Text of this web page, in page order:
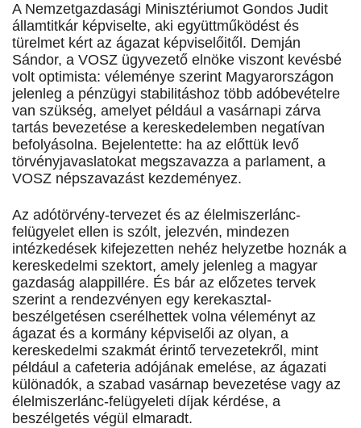
A Nemzetgazdasági Minisztériumot Gondos Judit
államtitkár képviselte, aki együttműködést és
türelmet kért az ágazat képviselőitől. Demján
Sándor, a VOSZ ügyvezető elnöke viszont kevésbé
volt optimista: véleménye szerint Magyarországon
jelenleg a pénzügyi stabilitáshoz több adóbevételre
van szükség, amelyet például a vasárnapi zárva
tartás bevezetése a kereskedelemben negatívan
befolyásolna. Bejelentette: ha az előttük levő
törvényjavaslatokat megszavazza a parlament, a
VOSZ népszavazást kezdeményez.
Az adótörvény-tervezet és az élelmiszerlánc-
felügyelet ellen is szólt, jelezvén, mindezen
intézkedések kifejezetten nehéz helyzetbe hoznák a
kereskedelmi szektort, amely jelenleg a magyar
gazdaság alappillére. És bár az előzetes tervek
szerint a rendezvényen egy kerekasztal-
beszélgetésen cserélhettek volna véleményt az
ágazat és a kormány képviselői az olyan, a
kereskedelmi szakmát érintő tervezetekről, mint
például a cafeteria adójának emelése, az ágazati
különadók, a szabad vasárnap bevezetése vagy az
élelmiszerlánc-felügyeleti díjak kérdése, a
beszélgetés végül elmaradt.